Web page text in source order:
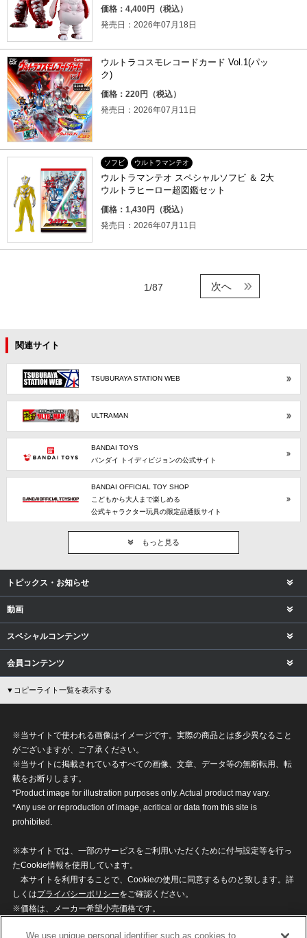
価格：4,400円（税込）
発売日：2026年07月18日
ウルトラコスモレコードカード Vol.1(パッ
ク)
価格：220円（税込）
発売日：2026年07月11日
ソフビ ウルトラマンテオ
ウルトラマンテオ スペシャルソフビ ＆ 2大
ウルトラヒーロー超図鑑セット
価格：1,430円（税込）
発売日：2026年07月11日
1/87 次へ
関連サイト
TSUBURAYA STATION WEB
ULTRAMAN
BANDAI TOYS
バンダイ トイディビジョンの公式サイト
BANDAI OFFICIAL TOY SHOP
こどもから大人まで楽しめる
公式キャラクター玩具の限定品通販サイト
もっと見る
トピックス・お知らせ
動画
スペシャルコンテンツ
会員コンテンツ
▼コピーライト一覧を表示する
※当サイトで使われる画像はイメージです。実際の商品とは多少異なること
がございますが、ご了承ください。
※当サイトに掲載されているすべての画像、文章、データ等の無断転用、転
載をお断りします。
*Product image for illustration purposes only. Actual product may vary.
*Any use or reproduction of image, acritical or data from this site is
prohibited.
※本サイトでは、一部のサービスをご利用いただくために付与設定等を行っ
たCookie情報を使用しています。
本サイトを利用することで、Cookieの使用に同意するものと致します。詳
しくはプライバシーポリシーをご確認ください。
※価格は、メーカー希望小売価格です。
We use unique personal identifier such as cookies to